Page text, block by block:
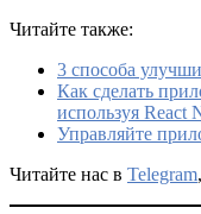
Читайте также:
3 способа
Как сделать
используя React
Управляйте
Читайте нас в Telegram,